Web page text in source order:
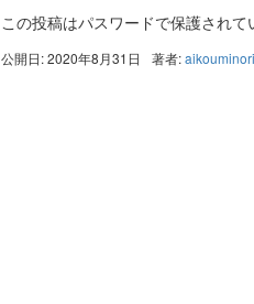
この投稿はパスワードで保護されて
公開日: 2020年8月31日 著者:aikouminori